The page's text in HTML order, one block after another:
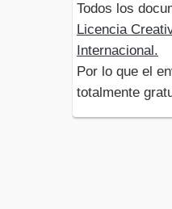
Todos los
Licencia
Internacional.
Por lo que el
totalmente